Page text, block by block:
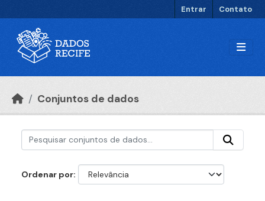
Entrar Contato
Conjuntos de dados
Ordenar por